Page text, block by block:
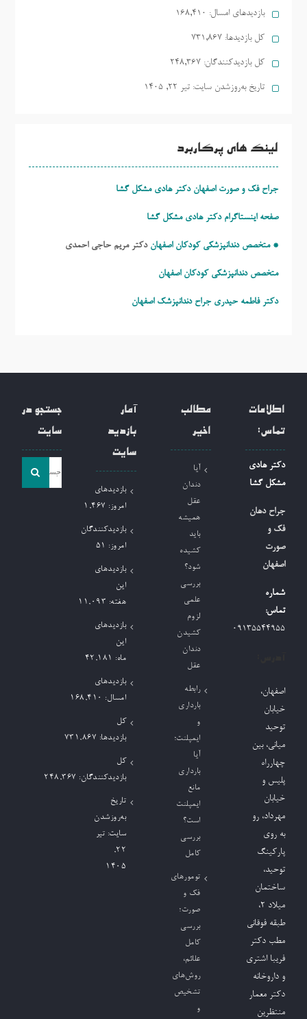
بازدیدهای امسال: 168,410
کل بازدیدها: 731,867
کل بازدیدکنند‌گان: 248,367
تاریخ به‌روزشدن سایت: تیر ۲۲, ۱۴۰۵
لینک های پرکاربرد
جراح فک و صورت اصفهان دکتر هادی مشکل گشا
صفحه اینستاگرام دکتر هادی مشکل گشا
* متخصص دندانپزشکی کودکان اصفهان دکتر مریم حاجی احمدی
متخصص دندانپزشکی کودکان اصفهان
دکتر فاطمه حیدری جراح دندانپزشک اصفهان
اطلاعات
تماس:
دکتر هادی
مشکل گشا
جراح دهان
فک و
صورت
اصفهان
شماره
تماس:
09135544955
اصفهان،
خیابان
توحید
میانی، بین
چهارراه
پلیس و
خیابان
مهرداد، رو
به روی
پارکینگ
توحید،
ساختمان
میلاد ٢،
طبقه فوقانی
مطب دکتر
فریبا اشتری
و داروخانه
دکتر معمار
منتظرین
مطالب
اخیر
آیا
دندان
عقل
همیشه
باید
کشیده
شود؟
بررسی
علمی
لزوم
کشیدن
دندان
عقل
رابطه
بارداری
و
ایمپلنت؛
آیا
بارداری
مانع
ایمپلنت
است؟
بررسی
کامل
تومورهای
فک و
صورت؛
بررسی
کامل
علائم،
روش‌های
تشخیص
و
آمار
بازدید
سایت
بازدیدهای
امروز: 1,467
بازدیدکنندگان
امروز: 51
بازدیدهای
این
هفته: 11,093
بازدیدهای
این
ماه: 42,181
بازدیدهای
امسال: 168,410
کل
بازدیدها: 731,867
کل
بازدیدکنند‌گان: 248,367
تاریخ
به‌روزشدن
سایت: تیر
۲۲,
۱۴۰۵
جستجو در
سایت